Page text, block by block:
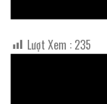
Lượt Xem : 235